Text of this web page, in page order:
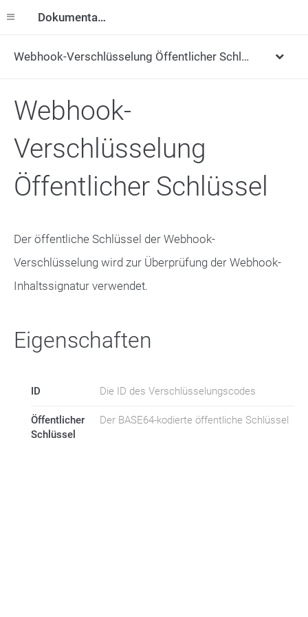
Dokumentation
Webhook-Verschlüsselung Öffentlicher Schlüssel
Webhook-
Verschlüsselung
Öffentlicher Schlüssel
Der öffentliche Schlüssel der Webhook-
Verschlüsselung wird zur Überprüfung der Webhook-
Inhaltssignatur verwendet.
Eigenschaften
ID Die ID des Verschlüsselungscodes
Öffentlicher
Schlüssel
Der BASE64-kodierte öffentliche Schlüssel